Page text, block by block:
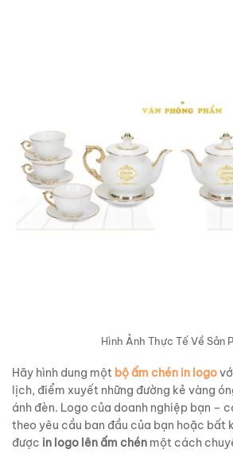
Hình Ảnh Thực Tế Về Sản
Hãy hình dung một bộ ấm chén in logo
lịch, điểm xuyết những đường kẻ vàng
ánh đèn. Logo của doanh nghiệp bạn –
theo yêu cầu ban đầu của bạn hoặc bất
được in logo lên ấm chén một cách